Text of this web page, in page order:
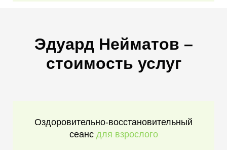
Эдуард Нейматов –
стоимость услуг
Оздоровительно-восстановительный
сеанс для взрослого